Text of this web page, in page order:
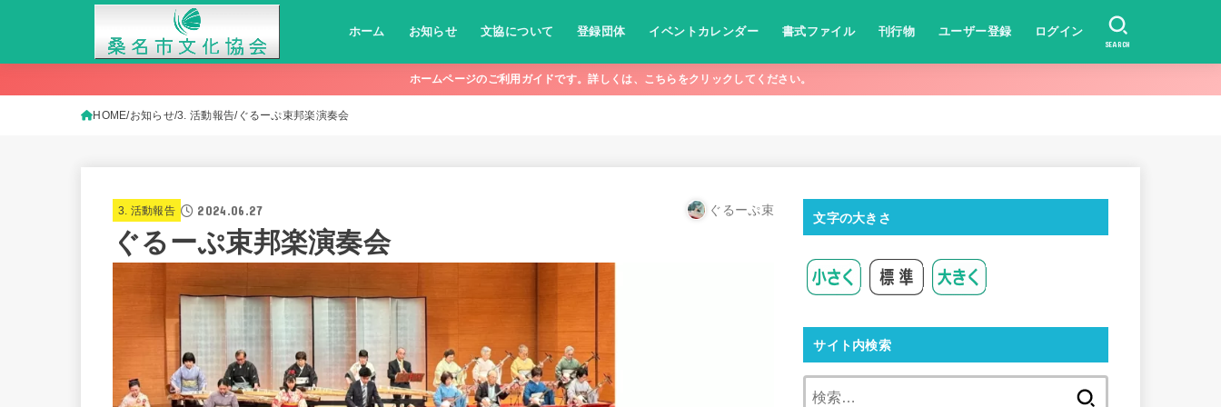
ホーム お知らせ 文協について 登録団体 イベントカレンダー 書式ファイル 刊行物 ユーザー登録 ログイン
SEARCH
ホームページのご利用ガイドです。詳しくは、こちらをクリックしてください。
HOME お知らせ 3. 活動報告 ぐるーぷ束邦楽演奏会
3. 活動報告 2024.06.27 ぐるーぷ束
ぐるーぷ束邦楽演奏会
文字の大きさ
サイト内検索